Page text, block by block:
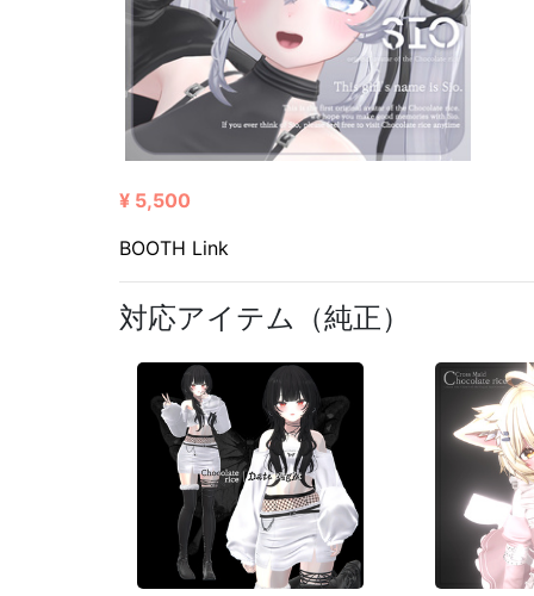
¥ 5,500
BOOTH Link
対応アイテム（純正）